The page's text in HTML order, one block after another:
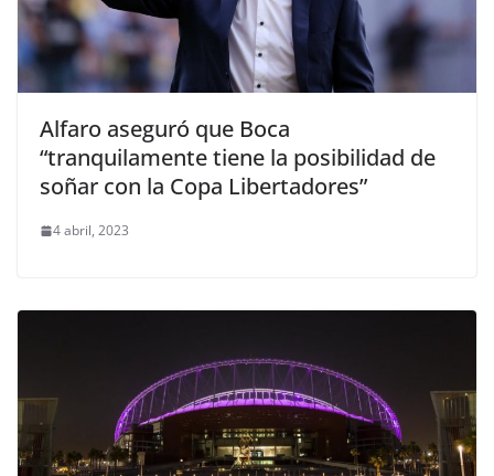
Alfaro aseguró que Boca
“tranquilamente tiene la posibilidad de
soñar con la Copa Libertadores”
4 abril, 2023